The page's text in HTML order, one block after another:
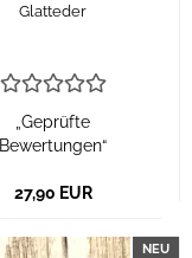
Glatteder
„Geprüfte
Bewertungen“
27,90 EUR
NEU